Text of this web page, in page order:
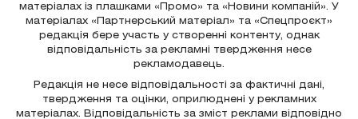
матеріалах із плашками «Промо» та «Новини компаній». У
матеріалах «Партнерський матеріал» та «Спецпроєкт»
редакція бере участь у створенні контенту, однак
відповідальність за рекламні твердження несе
рекламодавець.
Редакція не несе відповідальності за фактичні дані,
твердження та оцінки, оприлюднені у рекламних
матеріалах. Відповідальність за зміст реклами відповідно